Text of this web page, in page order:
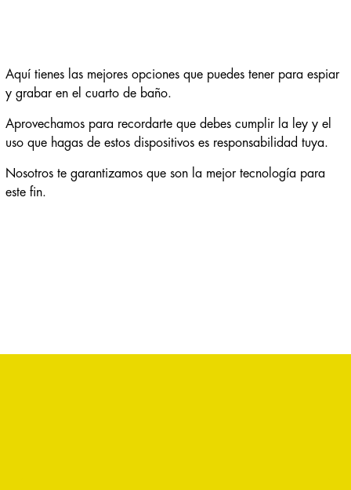
Aquí tienes las mejores opciones que puedes tener para espiar
y grabar en el cuarto de baño.
Aprovechamos para recordarte que debes cumplir la ley y el
uso que hagas de estos dispositivos es responsabilidad tuya.
Nosotros te garantizamos que son la mejor tecnología para
este fin.